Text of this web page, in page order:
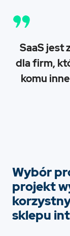
SaaS jest
dla firm,
komu
Wybór
projekt
sklepu